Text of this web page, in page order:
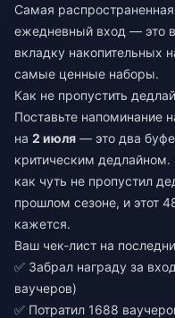
Самая
ежедневный вход — это
вкладку накопительных
самые ценные наборы.
Как не пропустить
Поставьте напоминание
на 2 июля — это два
критическим дедлайном.
как чуть не пропустил
прошлом сезоне, и этот
кажется.
Ваш чек-лист на
✅ Забрал награду за
ваучеров)
✅ Потратил 1688